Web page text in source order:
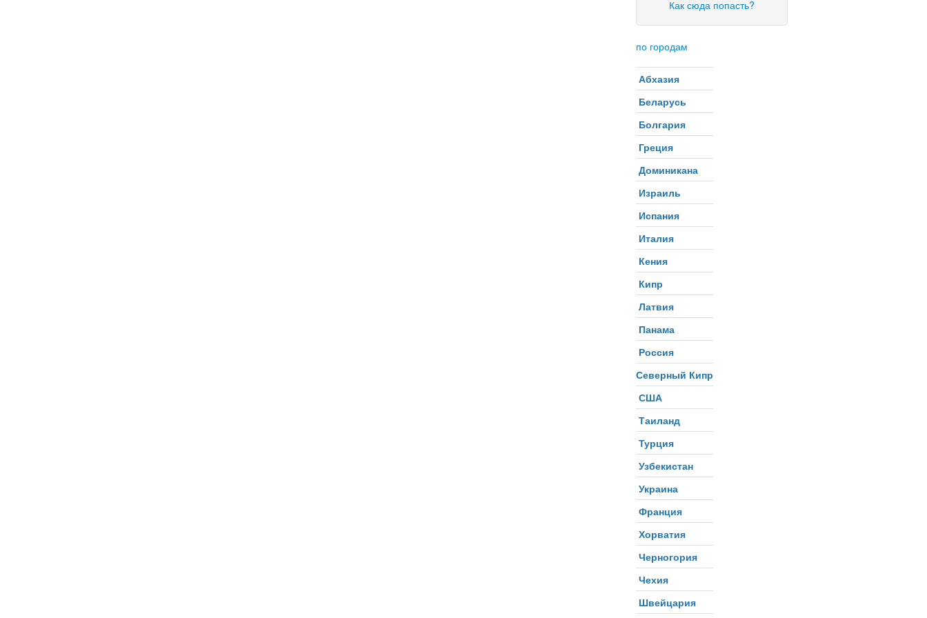
Как сюда попасть?
по городам
Абхазия
Беларусь
Болгария
Греция
Доминикана
Израиль
Испания
Италия
Кения
Кипр
Латвия
Панама
Россия
Северный Кипр
США
Таиланд
Турция
Узбекистан
Украина
Франция
Хорватия
Черногория
Чехия
Швейцария